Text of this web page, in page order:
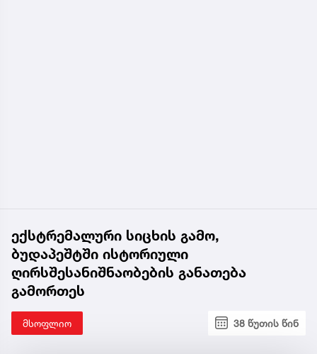
ექსტრემალური სიცხის გამო,
ბუდაპეშტში ისტორიული
ღირსშესანიშნაობების განათება
გამორთეს
მსოფლიო 38 წუთის წინ